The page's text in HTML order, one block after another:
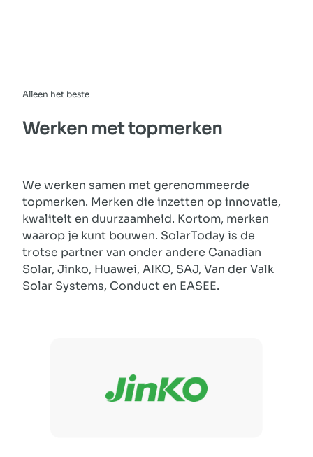
Alleen het beste
Werken mettopmerken
We werken samen met gerenommeerde
topmerken. Merken die inzetten op innovatie,
kwaliteit en duurzaamheid. Kortom, merken
waarop je kunt bouwen. SolarToday is de
trotse partner van onder andere Canadian
Solar, Jinko, Huawei, AIKO, SAJ, Van der Valk
Solar Systems, Conduct en EASEE.